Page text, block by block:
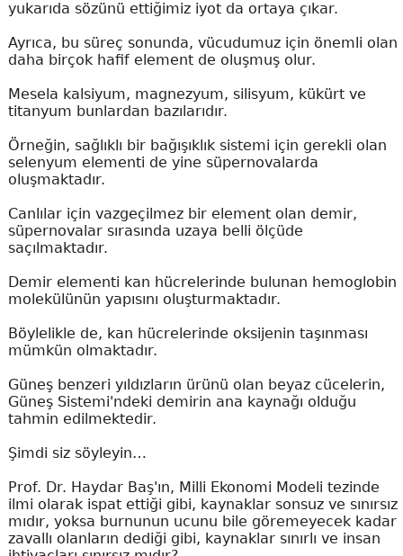
yukarıda sözünü ettiğimiz iyot da ortaya çıkar.
Ayrıca, bu süreç sonunda, vücudumuz için önemli olan
daha birçok hafif element de oluşmuş olur.
Mesela kalsiyum, magnezyum, silisyum, kükürt ve
titanyum bunlardan bazılarıdır.
Örneğin, sağlıklı bir bağışıklık sistemi için gerekli olan
selenyum elementi de yine süpernovalarda
oluşmaktadır.
Canlılar için vazgeçilmez bir element olan demir,
süpernovalar sırasında uzaya belli ölçüde
saçılmaktadır.
Demir elementi kan hücrelerinde bulunan hemoglobin
molekülünün yapısını oluşturmaktadır.
Böylelikle de, kan hücrelerinde oksijenin taşınması
mümkün olmaktadır.
Güneş benzeri yıldızların ürünü olan beyaz cücelerin,
Güneş Sistemi'ndeki demirin ana kaynağı olduğu
tahmin edilmektedir.
Şimdi siz söyleyin…
Prof. Dr. HaydarBaş'ın, Milli Ekonomi Modeli tezinde
ilmi olarak ispat ettiği gibi, kaynaklar sonsuz ve sınırsız
mıdır, yoksa burnunun ucunu bile göremeyecek kadar
zavallı olanların dediği gibi, kaynaklar sınırlı ve insan